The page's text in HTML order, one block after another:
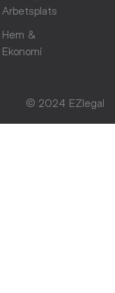
Arbetsplats
Hem &
Ekonomi
© 2024 EZlegal